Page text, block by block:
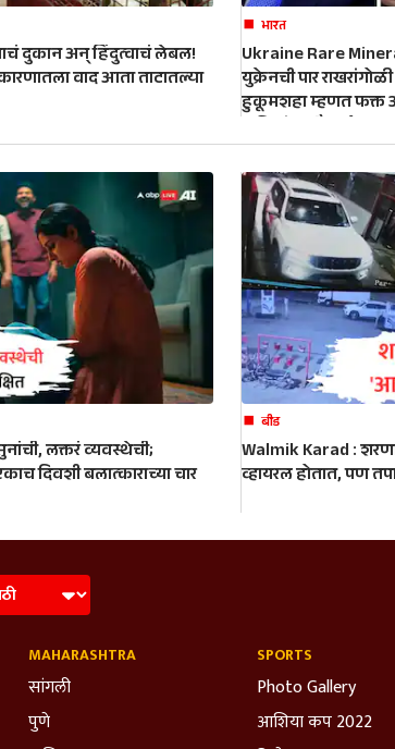
दुकान अन् हिंदुत्वाचं लेबल!
वाद आता ताटातल्या
भारत
Ukraine Rare
युक्रेनची पार
हुकूमशहा म्हणत फक्त
लक्तरं व्यवस्थेची;
दिवशी बलात्काराच्या चार
बीड
Walmik Karad :
व्हायरल होतात, पण
MAHARASHTRA
सांगली
पुणे
SPORTS
Photo Gallery
आशिया कप 2022